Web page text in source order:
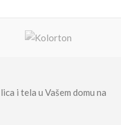
i tela u Vašem domu na